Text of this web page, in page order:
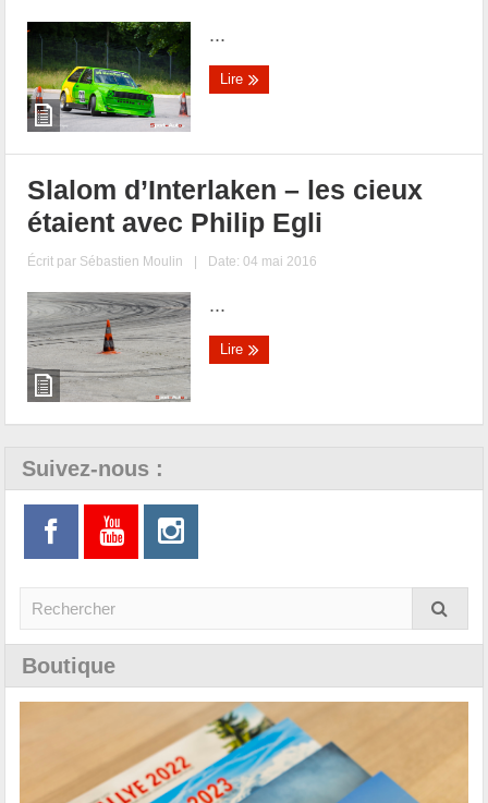
...
Lire
Slalom d’Interlaken – les cieux
étaient avec Philip Egli
Écrit par Sébastien Moulin | Date: 04 mai 2016
...
Lire
Suivez-nous :
Boutique